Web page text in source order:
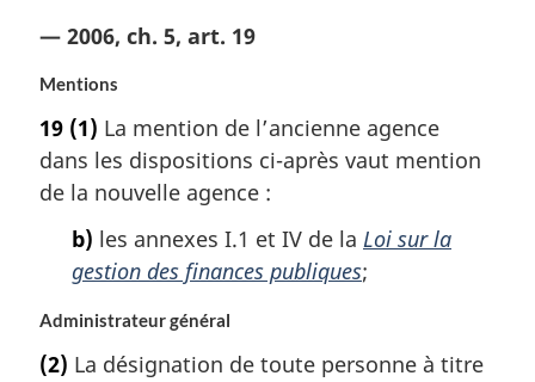
— 2006, ch. 5, art. 19
Mentions
19 (1) La mention de l’ancienne agence
dans les dispositions ci-après vaut mention
de la nouvelle agence :
b) les annexes I.1 et IV de la Loi sur la
gestion des finances publiques;
Administrateur général
(2) La désignation de toute personne à titre